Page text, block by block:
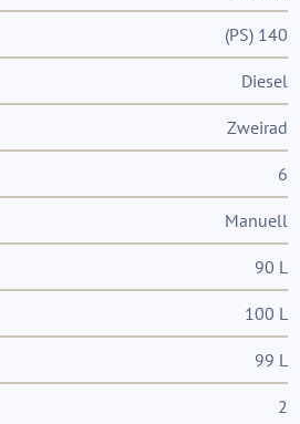
(PS) 140
Diesel
Zweirad
6
Manuell
90 L
100 L
99 L
2